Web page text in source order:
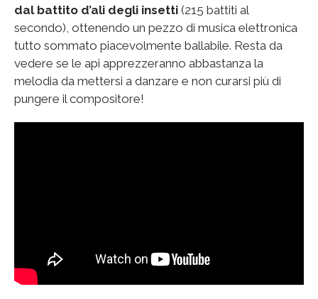
dal battito d’ali degli insetti (215 battiti al
secondo), ottenendo un pezzo di musica elettronica
tutto sommato piacevolmente ballabile. Resta da
vedere se le api apprezzeranno abbastanza la
melodia da mettersi a danzare e non curarsi più di
pungere il compositore!